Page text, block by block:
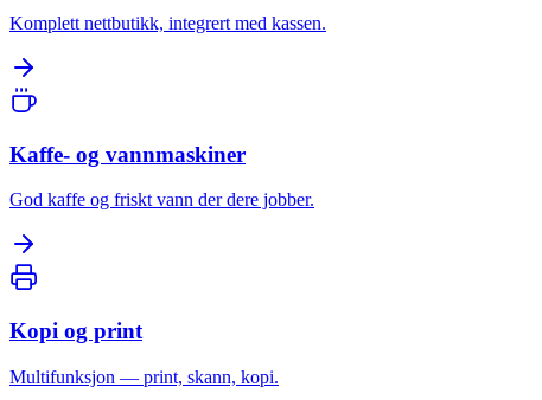
Komplett nettbutikk, integrert med kassen.
Kaffe- og vannmaskiner
God kaffe og friskt vann der dere jobber.
Kopi og print
Multifunksjon — print, skann, kopi.